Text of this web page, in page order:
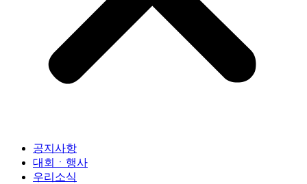
공지사항
대회ㆍ행사
우리소식